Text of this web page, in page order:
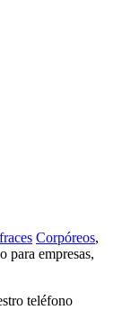
Corpóreos,
para empresas,
teléfono